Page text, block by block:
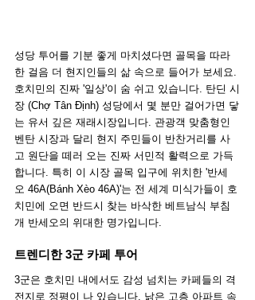
성당 투어를 기분 좋게 마치셨다면 골목을 따라
한 걸음 더 현지인들의 삶 속으로 들어가 보세요.
호치민의 진짜 '일상'이 숨 쉬고 있습니다. 탄딘 시
장 (Chợ Tân Định) 성당에서 몇 분만 걸어가면 닿
는 유서 깊은 재래시장입니다. 관광객 맞춤형인
벤탄 시장과 달리 현지 주민들이 반찬거리를 사
고 원단을 떼러 오는 진짜 서민적 활력으로 가득
합니다. 특히 이 시장 골목 입구에 위치한 '반세
오 46A(Bánh Xèo 46A)'는 전 세계 미식가들이 호
치민에 오면 반드시 찾는 바삭한 베트남식 부침
개 반세오의 위대한 명가입니다.
트렌디한 3군 카페 투어
3군은 호치민 내에서도 감성 넘치는 카페들의 격
전지로 정평이 나 있습니다. 낡은 고층 아파트 속